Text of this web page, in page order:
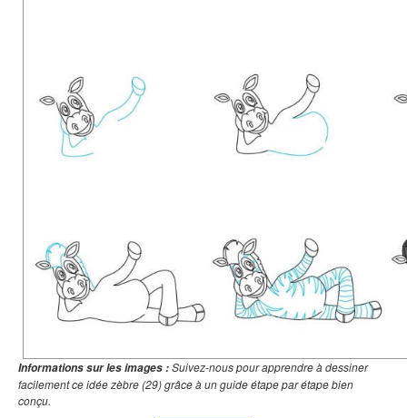
Informations sur les images :Suivez-nous pour apprendre à dessiner
facilement ce idée zèbre (29) grâce à un guide étape par étape bien
conçu.